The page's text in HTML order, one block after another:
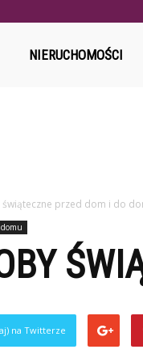
NIERUCHOMOŚCI
przed dom i do
na Twitterze